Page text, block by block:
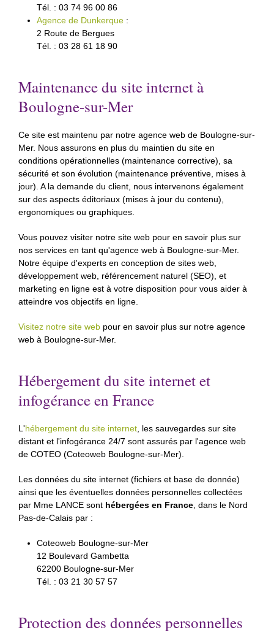
Tél. : 03 74 96 00 86
Agence de Dunkerque :
2 Route de Bergues
Tél. : 03 28 61 18 90
Maintenance du site internet à
Boulogne-sur-Mer
Ce site est maintenu par notre agence web de Boulogne-sur-
Mer. Nous assurons en plus du maintien du site en
conditions opérationnelles (maintenance corrective), sa
sécurité et son évolution (maintenance préventive, mises à
jour). A la demande du client, nous intervenons également
sur des aspects éditoriaux (mises à jour du contenu),
ergonomiques ou graphiques.
Vous pouvez visiter notre site web pour en savoir plus sur
nos services en tant qu'agence web à Boulogne-sur-Mer.
Notre équipe d'experts en conception de sites web,
développement web, référencement naturel (SEO), et
marketing en ligne est à votre disposition pour vous aider à
atteindre vos objectifs en ligne.
Visitez notre site web pour en savoir plus sur notre agence
web à Boulogne-sur-Mer.
Hébergement du site internet et
infogérance en France
L'hébergement du site internet , les sauvegardes sur site
distant et l'infogérance 24/7 sont assurés par l'agence web
de COTEO (Coteoweb Boulogne-sur-Mer).
Les données du site internet (fichiers et base de donnée)
ainsi que les éventuelles données personnelles collectées
par Mme LANCE sont hébergées en France , dans le Nord
Pas-de-Calais par :
Coteoweb Boulogne-sur-Mer
12 Boulevard Gambetta
62200 Boulogne-sur-Mer
Tél. : 03 21 30 57 57
Protection des données personnelles